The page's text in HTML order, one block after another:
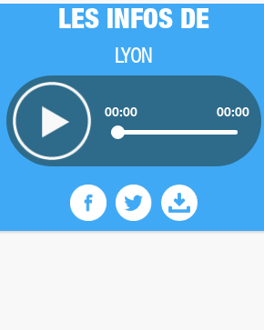
LES INFOS DE
LYON
00:00 00:00